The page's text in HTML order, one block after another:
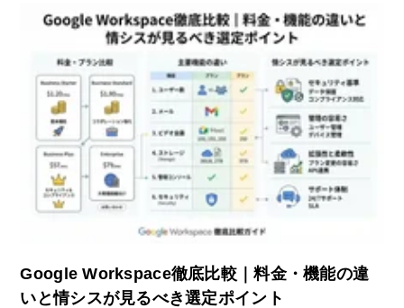
Google Workspace徹底比較｜料金・機能の違
いと情シスが見るべき選定ポイント